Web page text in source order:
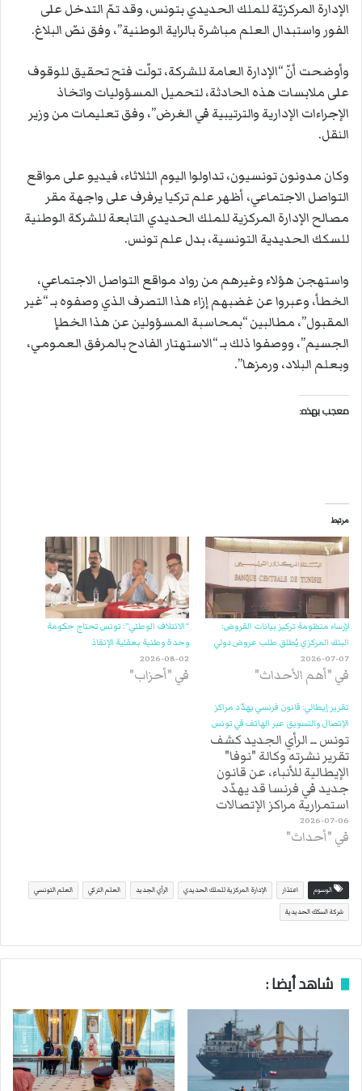
الإدارة المركزيّة للملك الحديدي بتونس، وقد تمّ التدخل على
الفور واستبدال العلم مباشرة بالراية الوطنية”، وفق نصّ البلاغ.
وأوضحت أنّ “الإدارة العامة للشركة، تولّت فتح تحقيق للوقوف
على ملابسات هذه الحادثة، لتحميل المسؤوليات واتخاذ
الإجراءات الإدارية والترتيبية في الغرض”، وفق تعليمات من وزير
النقل.
وكان مدونون تونسيون، تداولوا اليوم الثلاثاء، فيديو على مواقع
التواصل الاجتماعي، أظهر علم تركيا يرفرف على واجهة مقر
مصالح الإدارة المركزية للملك الحديدي التابعة للشركة الوطنية
للسكك الحديدية التونسية، بدل علم تونس.
واستهجن هؤلاء وغيرهم من رواد مواقع التواصل الاجتماعي،
الخطأ، وعبروا عن غضبهم إزاء هذا التصرف الذي وصفوه بـ “غير
المقبول”، مطالبين “بمحاسبة المسؤولين عن هذا الخطإ
الجسيم”، ووصفوا ذلك بـ “الاستهتار الفادح بالمرفق العمومي،
وبعلم البلاد، ورمزها”.
معجب بهذه:
مرتبط
لإرساء منظومة تركيز بيانات القروض:
البنك المركزي يُطلق طلب عروض دولي
2026-07-07
في "أهم الأحداث"
“الائتلاف الوطني”: تونس تحتاج حكومة
وحدة وطنية بعقلية الإنقاذ
2026-08-02
في "أحزاب"
تقرير إيطالي: قانون فرنسي يهدّد مراكز
الإتصال والتسويق عبر الهاتف في تونس
تونس ــ الرأي الجديد كشف
تقرير نشرته وكالة "نوفا"
الإيطالية للأنباء، عن قانون
جديد في فرنسا قد يهدّد
استمرارية مراكز الإتصالات
الأجنبية، والمتخصّصة في
التسويق عبر الهاتف،
المتمركزة في تونس.
الإيطالية، فإن القانون
الجديد الذي سيدخل حيز
التنفيذ في أوت القادم،
يعرف…
2026-07-06
في "أحداث"
الوسوم اعتذار الإدارة المركزية للملك الحديدي الرأي الجديد العلم التركي العلم التونسي
شركة السكك الحديدية
شاهد أيضا :